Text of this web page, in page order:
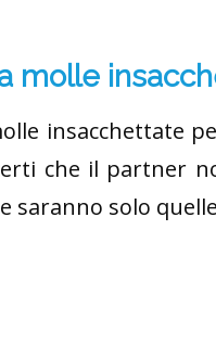
molle
insacchettate
che il partner
solo